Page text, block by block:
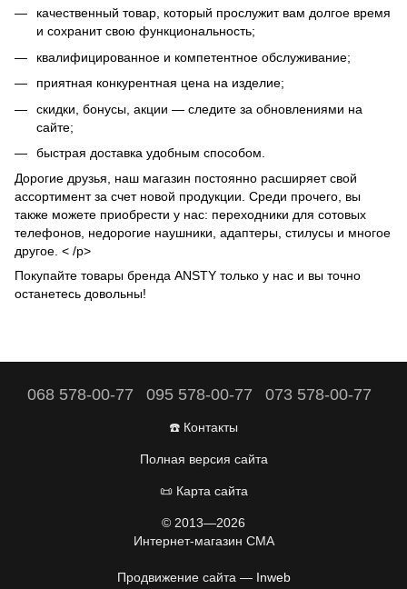
качественный товар, который прослужит вам долгое время
и сохранит свою функциональность;
квалифицированное и компетентное обслуживание;
приятная конкурентная цена на изделие;
скидки, бонусы, акции — следите за обновлениями на
сайте;
быстрая доставка удобным способом.
Дорогие друзья, наш магазин постоянно расширяет свой
ассортимент за счет новой продукции. Среди прочего, вы
также можете приобрести у нас: переходники для сотовых
телефонов, недорогие наушники, адаптеры, стилусы и многое
другое. < /p>
Покупайте товары бренда ANSTY только у нас и вы точно
останетесь довольны!
068 578-00-77 095 578-00-77 073 578-00-77
☎️ Контакты
Полная версия сайта
📜 Карта сайта
© 2013—2026
Интернет-магазин CMA
Продвижение сайта — Inweb